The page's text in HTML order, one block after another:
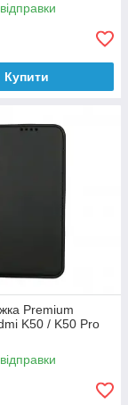
Купити
Premium
K50 / K50 Pro